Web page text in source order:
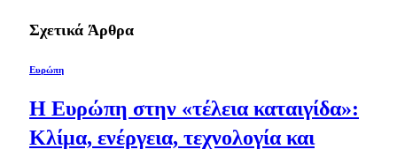
Σχετικά Άρθρα
Ευρώπη
Η Ευρώπη στην «τέλεια καταιγίδα»:
Κλίμα, ενέργεια, τεχνολογία και